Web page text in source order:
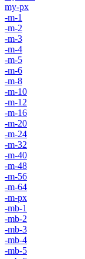
my-px
-m-1
-m-2
-m-3
-m-4
-m-5
-m-6
-m-8
-m-10
-m-12
-m-16
-m-20
-m-24
-m-32
-m-40
-m-48
-m-56
-m-64
-m-px
-mb-1
-mb-2
-mb-3
-mb-4
-mb-5